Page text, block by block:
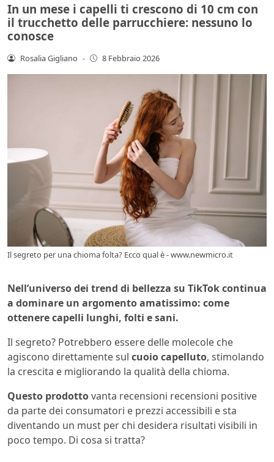
In un mese i capelli ti crescono di 10 cm con
il trucchetto delle parrucchiere: nessuno lo
conosce
Rosalia Gigliano - 8 Febbraio 2026
Il segreto per una chioma folta? Ecco qual è - www.newmicro.it
Nell’universo dei trend di bellezza su TikTok continua
a dominare un argomento amatissimo: come
ottenere capelli lunghi, folti e sani.
Il segreto? Potrebbero essere delle molecole che
agiscono direttamente sul cuoio capelluto, stimolando
la crescita e migliorando la qualità della chioma.
Questo prodottovanta recensioni recensioni positive
da parte dei consumatori e prezzi accessibili e sta
diventando un must per chi desidera risultati visibili in
poco tempo. Di cosa si tratta?